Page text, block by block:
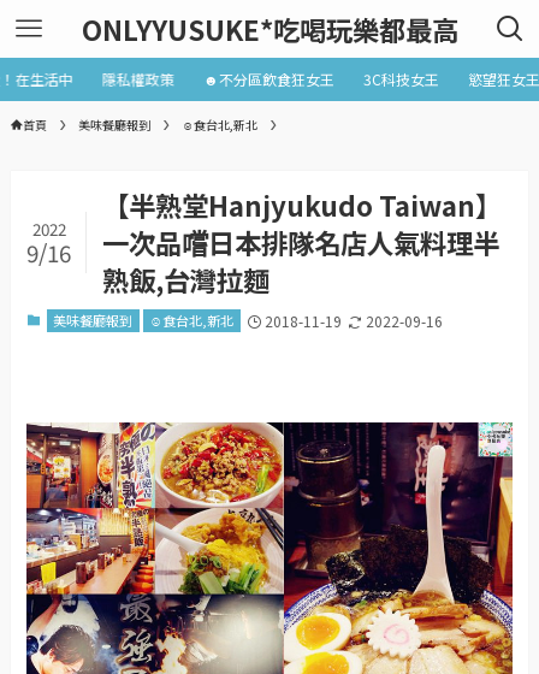
ONLYYUSUKE*吃喝玩樂都最高
在生活中 隱私權政策 ☻不分區飲食狂女王 3C科技女王 慾望狂女王
首頁 美味餐廳報到 ☺食台北,新北
【半熟堂Hanjyukudo Taiwan】
一次品嚐日本排隊名店人氣料理半
熟飯,台灣拉麵
2022
9/16
美味餐廳報到 ☺食台北,新北 2018-11-19 2022-09-16